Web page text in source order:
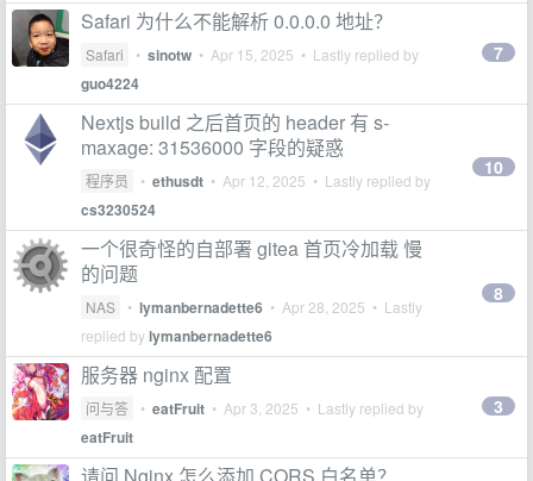
Safari 为什么不能解析 0.0.0.0 地址？
Safari • sinotw • Apr 15, 2025 • Lastly replied by
guo4224
7
Nextjs build 之后首页的 header 有 s-
maxage: 31536000 字段的疑惑
程序员 • ethusdt • Apr 12, 2025 • Lastly replied by
cs3230524
10
一个很奇怪的自部署 gitea 首页冷加载 慢
的问题
NAS • lymanbernadette6 • Apr 28, 2025 • Lastly
replied bylymanbernadette6
8
服务器 nginx 配置
问与答 • eatFruit • Apr 3, 2025 • Lastly replied by
eatFruit
3